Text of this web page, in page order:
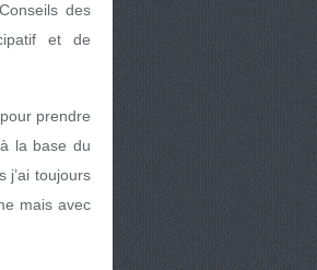
des
et de
prendre
la base du
j’ai toujours
mais avec